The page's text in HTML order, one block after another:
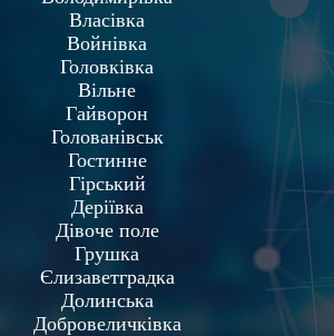
Власівка
Войнівка
Головківка
Вільне
Гайворон
Голованівськ
Гостинне
Гірський
Деріївка
Дівоче поле
Грушка
Єлизаветградка
Долинська
Добровеличківка